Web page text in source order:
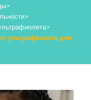
>
>
>
ультрафиолета для